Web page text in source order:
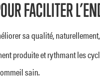
FACILITER
sa qualité,
produite et rythmant les
sain.